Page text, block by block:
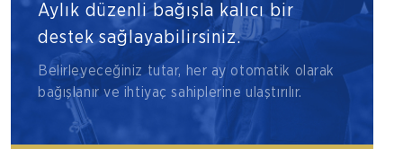
Aylık düzenli bağışla kalıcı bir
destek sağlayabilirsiniz.
Belirleyeceğiniz tutar, her ay otomatik olarak
bağışlanır ve ihtiyaç sahiplerine ulaştırılır.